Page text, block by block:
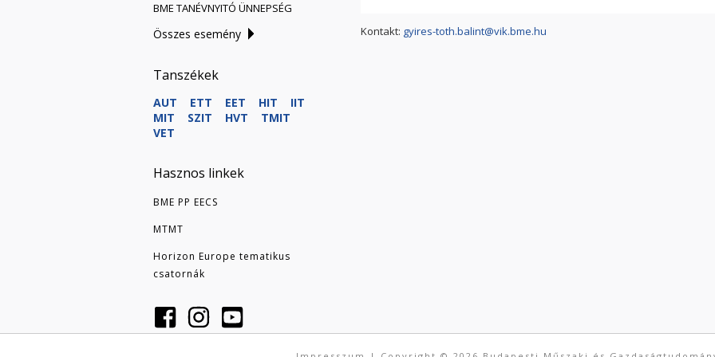
BME TANÉVNYITÓ ÜNNEPSÉG
Összes esemény
Tanszékek
AUT ETT EET HIT
IIT
MIT
SZIT HVT
TMIT
VET
Hasznos linkek
BME PP EECS
MTMT
Horizon Europe tematikus
csatornák
Kontakt: gyires-toth.balint@vik.bme.hu